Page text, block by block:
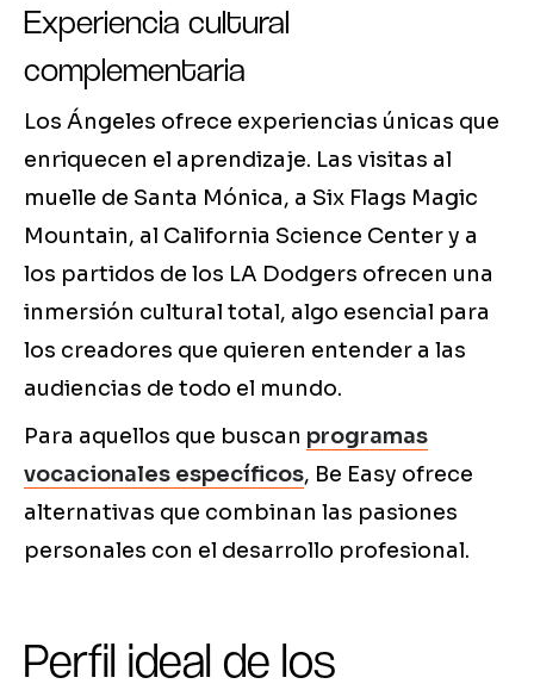
Experiencia cultural
complementaria
Los Ángeles ofrece experiencias únicas que
enriquecen el aprendizaje. Las visitas al
muelle de Santa Mónica, a Six Flags Magic
Mountain, al California Science Center y a
los partidos de los LA Dodgers ofrecen una
inmersión cultural total, algo esencial para
los creadores que quieren entender a las
audiencias de todo el mundo.
Para aquellos que buscan programas
vocacionales específicos, Be Easy ofrece
alternativas que combinan las pasiones
personales con el desarrollo profesional.
Perfil ideal de los